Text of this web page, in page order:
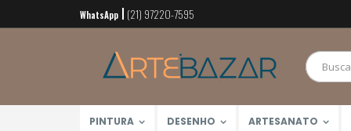
Pular
para
conteúdo
WhatsApp (21) 97220-7595
PINTURA DESENHO ARTESANATO